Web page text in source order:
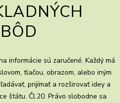
informácie sú zaručené. Každý má
tlačou, obrazom, alebo iným
prijímať a rozširovať idey a
štátu. Čl.20. Právo slobodne sa